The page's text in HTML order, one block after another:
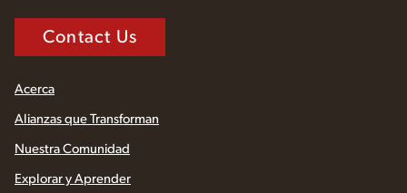
Contact Us
Acerca
Alianzas que Transforman
Nuestra Comunidad
Explorar y Aprender